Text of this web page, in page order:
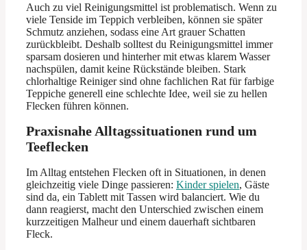
Auch zu viel Reinigungsmittel ist problematisch. Wenn zu
viele Tenside im Teppich verbleiben, können sie später
Schmutz anziehen, sodass eine Art grauer Schatten
zurückbleibt. Deshalb solltest du Reinigungsmittel immer
sparsam dosieren und hinterher mit etwas klarem Wasser
nachspülen, damit keine Rückstände bleiben. Stark
chlorhaltige Reiniger sind ohne fachlichen Rat für farbige
Teppiche generell eine schlechte Idee, weil sie zu hellen
Flecken führen können.
Praxisnahe Alltagssituationen rund um
Teeflecken
Im Alltag entstehen Flecken oft in Situationen, in denen
gleichzeitig viele Dinge passieren: Kinder spielen, Gäste
sind da, ein Tablett mit Tassen wird balanciert. Wie du
dann reagierst, macht den Unterschied zwischen einem
kurzzeitigen Malheur und einem dauerhaft sichtbaren
Fleck.